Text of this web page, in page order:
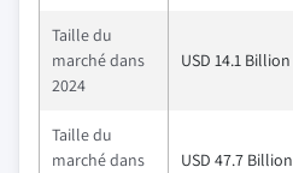
Taille du
marché dans
2024
USD 14.1 Billion
Taille du
marché dans
USD 47.7 Billion